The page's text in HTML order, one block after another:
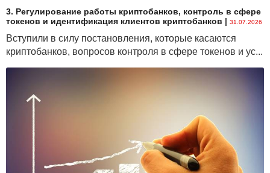
3. Регулирование работы криптобанков, контроль в сфере
токенов и идентификация клиентов криптобанков | 31.07.2026
Вступили в силу постановления, которые касаются
криптобанков, вопросов контроля в сфере токенов и ус...